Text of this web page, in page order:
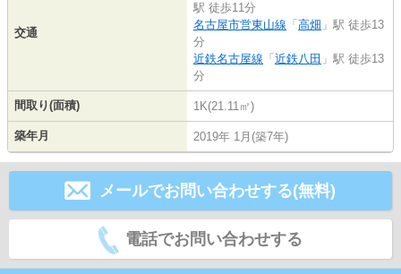
交通
駅 徒歩11分
名古屋市営東山線 「 高畑 」駅 徒歩13
分
近鉄名古屋線 「 近鉄八田 」駅 徒歩13
分
間取り(面積) 1K(21.11㎡)
築年月 2019年 1月(築7年)
メールでお問い合わせする(無料)
電話でお問い合わせする